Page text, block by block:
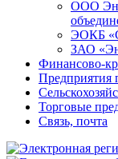
ООО
ЭОКБ
ЗАО
Финансово-
Предприятия
Торговые
Связь, почта